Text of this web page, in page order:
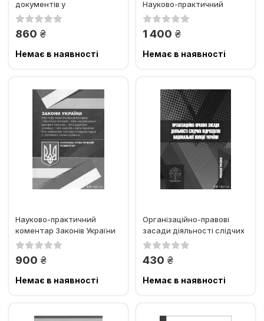
документів у
кримінальному
860 грн.
Немає в наявності
Науково-практичний
коментар
1 400 грн.
Немає в наявності
Науково-практичний
коментар Законів України
"Про Раду національної...
900 грн.
Немає в наявності
Організаційно-правові
засади діяльності слідчих
підрозділів Національної...
430 грн.
Немає в наявності